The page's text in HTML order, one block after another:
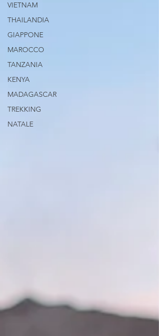
VIETNAM
THAILANDIA
GIAPPONE
MAROCCO
TANZANIA
KENYA
MADAGASCAR
TREKKING
NATALE